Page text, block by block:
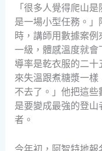
「很多人覺得爬山
是一場小型任務。」
時，講師用數據案
一級，體感溫度就
導率是乾衣服的二
來失溫跟煮糖漿一
不去了。」他把這
是要變成最強的登
者。
今年初，阿智特地報